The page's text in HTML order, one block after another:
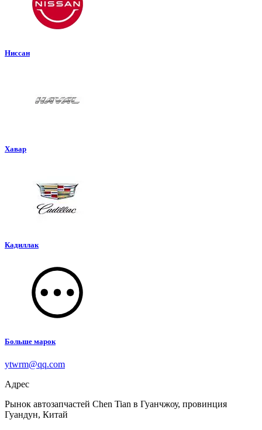
Ниссан
Хавар
Кадиллак
Больше марок
ytwrm@qq.com
Адрес
Рынок автозапчастей Chen Tian в Гуанчжоу, провинция
Гуандун, Китай